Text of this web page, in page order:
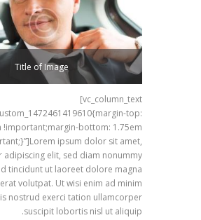
[vc_column_text
top:
!important;margin-bottom: 1.75em
ipsum dolor sit amet,
adipiscing elit, sed diam nonummy
tincidunt ut laoreet dolore magna
volutpat. Ut wisi enim ad minim
nostrud exerci tation ullamcorper
suscipit lobortis nisl ut aliquip.